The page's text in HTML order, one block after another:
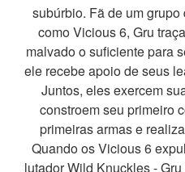
subúrbio. Fã de um
como Vicious 6, Gru
malvado o suficiente para
ele recebe apoio de seus
Juntos, eles exercem
constroem seu primeiro
primeiras armas e
Quando os Vicious 6
lutador Wild Knuckles -